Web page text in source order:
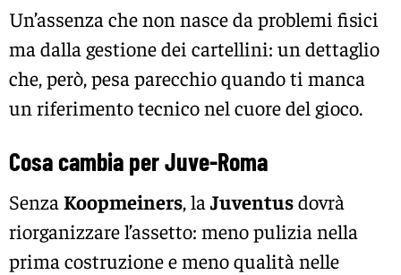
Un’assenza che non nasce da problemi fisici
ma dalla gestione dei cartellini: un dettaglio
che, però, pesa parecchio quando ti manca
un riferimento tecnico nel cuore del gioco.
Cosa cambia per Juve-Roma
Senza Koopmeiners, la Juventusdovrà
riorganizzare l’assetto: meno pulizia nella
prima costruzione e meno qualità nelle